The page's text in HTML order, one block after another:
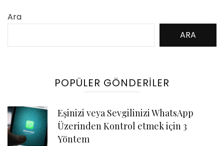
Ara
ARA
POPÜLER GÖNDERILER
Eşinizi veya Sevgilinizi WhatsApp
Üzerinden Kontrol etmek için 3
Yöntem